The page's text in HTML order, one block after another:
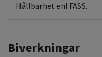
Hållbarhet enl FASS.
Biverkningar